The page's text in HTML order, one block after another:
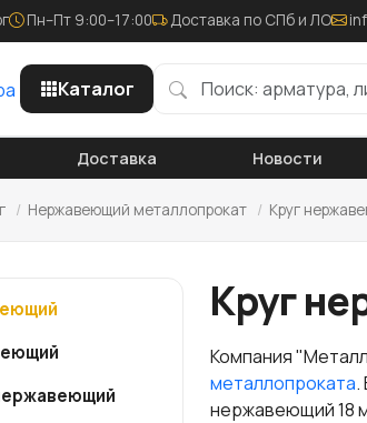
Пн–Пт 9:00–17:00 Доставка по СПб и ЛО
Каталог
Доставка Новости
/ Нержавеющий металлопрокат / Круг
Круг
Компания
металлопроката.
нержавеющий 18